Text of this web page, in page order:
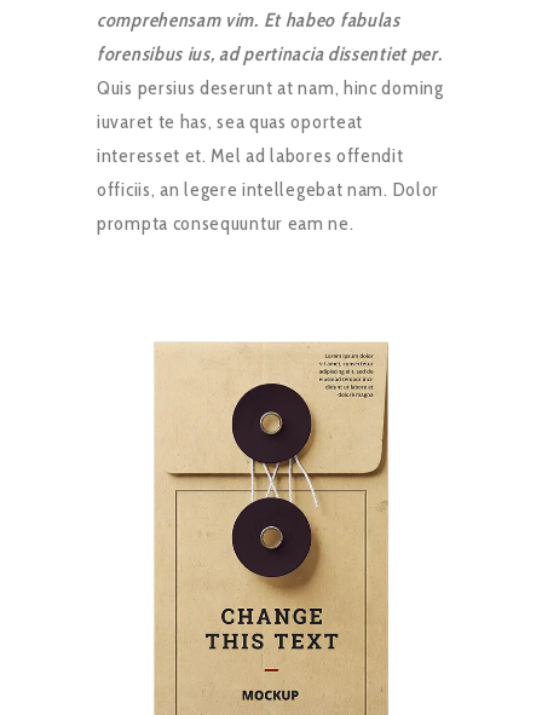
comprehensam vim. Et habeo fabulas
forensibus ius, ad pertinacia dissentiet per.
Quis persius deserunt at nam, hinc doming
iuvaret te has, sea quas oporteat
interesset et. Mel ad labores offendit
officiis, an legere intellegebat nam. Dolor
prompta consequuntur eam ne.